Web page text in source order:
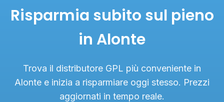
Risparmia subito sul pieno
in Alonte
Trova il distributore GPL più conveniente in
Alonte e inizia a risparmiare oggi stesso. Prezzi
aggiornati in tempo reale.